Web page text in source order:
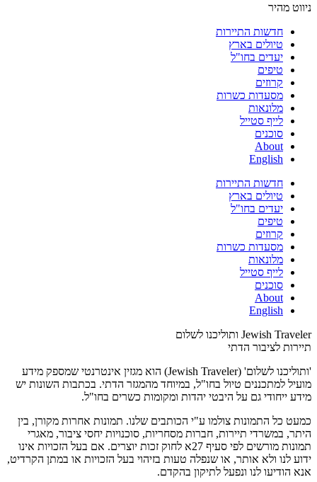
ניווט מהיר
חדשות התיירות
טיולים בארץ
יעדים בחו"ל
טיפים
קרוזים
מסעדות כשרות
מלונאות
לייף סטייל
סוכנים
About
English
חדשות התיירות
טיולים בארץ
יעדים בחו"ל
טיפים
קרוזים
מסעדות כשרות
מלונאות
לייף סטייל
סוכנים
About
English
Jewish Traveler ותוליכנו לשלום
תיירות לציבור הדתי
'ותוליכנו לשלום' (Jewish Traveler) הוא מגזין אינטרנטי שמספק מידע
מועיל למתכננים טיול בחו"ל, במיוחד מהמגזר הדתי. בכתבות השונות יש
מידע ייחודי גם על היבטי יהדות ומקומות כשרים בחו"ל.
כמעט כל התמונות צולמו ע"י הכותבים שלנו. תמונות אחרות מקורן, בין
היתר, במשרדי תיירות, חברות מסחריות, סוכנויות יחסי ציבור, מאגרי
תמונות מורשים לפי סעיף 27א לחוק זכות יוצרים. אם בעל הזכויות אינו
ידוע לנו ולא אותר, או שנפלה טעות בזיהוי בעל הזכויות או במתן הקרדיט,
אנא הודיעו לנו ונפעל לתיקון בהקדם.